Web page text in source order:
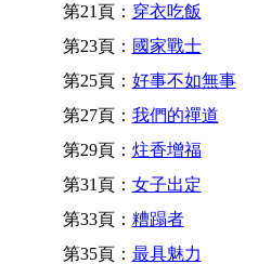
第21頁： 穿衣吃飯
第23頁： 國家戰士
第25頁： 好事不如無事
第27頁： 我們的禪道
第29頁： 炷香增福
第31頁： 女子出定
第33頁： 糟蹋者
第35頁： 最具魅力